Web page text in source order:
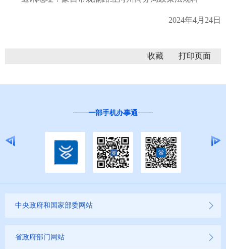
2024年4月24日
收藏
一部手机办事通
中央政府和国家部委网站
省政府部门网站